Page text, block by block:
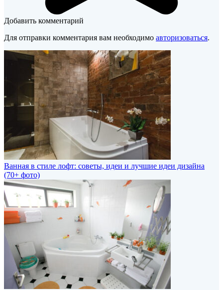
Добавить комментарий
Для отправки комментария вам необходимо авторизоваться.
Ванная в стиле лофт: советы, идеи и лучшие идеи дизайна
(70+ фото)